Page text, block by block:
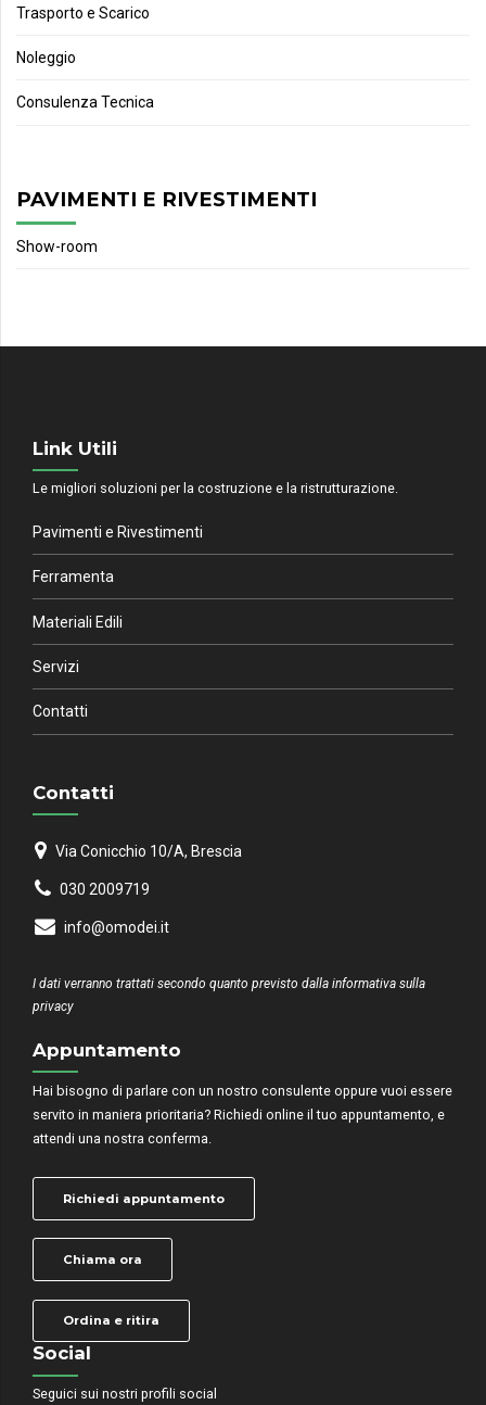
Trasporto e Scarico
Noleggio
Consulenza Tecnica
PAVIMENTI E RIVESTIMENTI
Show-room
Link Utili
Le migliori soluzioni per la costruzione e la ristrutturazione.
Pavimenti e Rivestimenti
Ferramenta
Materiali Edili
Servizi
Contatti
Contatti
Via Conicchio 10/A, Brescia
030 2009719
info@omodei.it
I dati verranno trattati secondo quanto previsto dalla informativa sulla
privacy
Appuntamento
Hai bisogno di parlare con un nostro consulente oppure vuoi essere
servito in maniera prioritaria? Richiedi online il tuo appuntamento, e
attendi una nostra conferma.
Richiedi appuntamento
Chiama ora
Ordina e ritira
Social
Seguici sui nostri profili social